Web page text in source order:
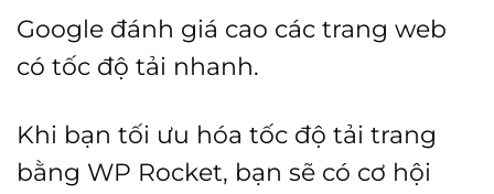
Google đánh giá cao các trang web
có tốc độ tải nhanh.
Khi bạn tối ưu hóa tốc độ tải trang
bằng WP Rocket, bạn sẽ có cơ hội